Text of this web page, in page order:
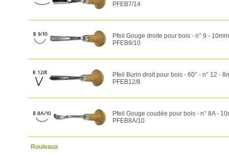
PFEB7/14
Pfeil Gouge droite pour bois - n° 9 - 10mm
PFEB9/10
Pfeil Burin droit pour bois - 60° - n° 12 -
PFEB12/8
Pfeil Gouge coudée pour bois - n° 8A -
PFEB8A/10
Rouleaux